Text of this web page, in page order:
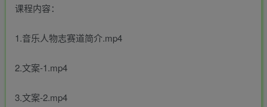
课程内容：
1.音乐人物志赛道简介.mp4
2.文案-1.mp4
3.文案-2.mp4